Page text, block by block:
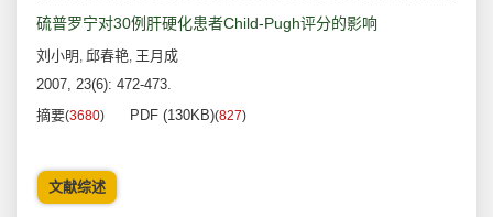
硫普罗宁对30例肝硬化患者Child-Pugh评分的影响
刘小明 , 邱春艳, 王月成
2007, 23(6): 472-473.
摘要(3680) PDF (130KB)(827)
文献综述